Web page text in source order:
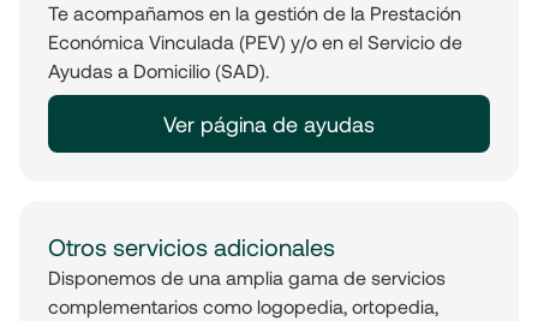
Te acompañamos en la gestión de la Prestación
Económica Vinculada (PEV) y/o en el Servicio de
Ayudas a Domicilio (SAD).
Ver página de ayudas
Otros servicios adicionales
Disponemos de una amplia gama de servicios
complementarios como logopedia, ortopedia,